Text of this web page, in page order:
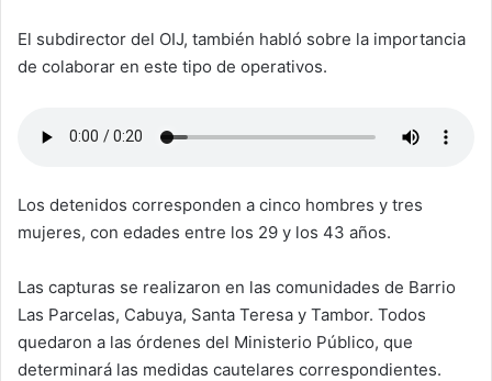
El subdirector del OIJ, también habló sobre la importancia
de colaborar en este tipo de operativos.
Los detenidos corresponden a cinco hombres y tres
mujeres, con edades entre los 29 y los 43 años.
Las capturas se realizaron en las comunidades de Barrio
Las Parcelas, Cabuya, Santa Teresa y Tambor. Todos
quedaron a las órdenes del Ministerio Público, que
determinará las medidas cautelares correspondientes.